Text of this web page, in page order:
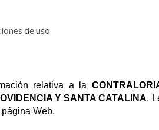
de uso
relativa a la
Y SANTA CATALINA.
Web.